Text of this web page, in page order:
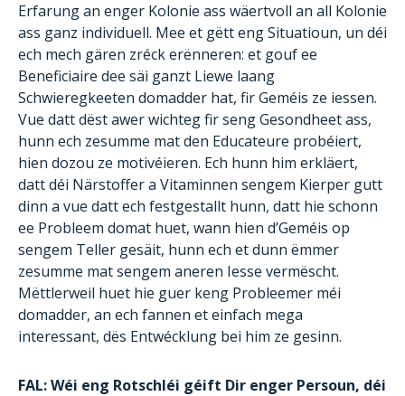
Erfarung an enger Kolonie ass wäertvoll an all Kolonie
ass ganz individuell. Mee et gëtt eng Situatioun, un déi
ech mech gären zréck erënneren: et gouf ee
Beneficiaire dee säi ganzt Liewe laang
Schwieregkeeten domadder hat, fir Geméis ze iessen.
Vue datt dëst awer wichteg fir seng Gesondheet ass,
hunn ech zesumme mat den Educateure probéiert,
hien dozou ze motivéieren. Ech hunn him erkläert,
datt déi Närstoffer a Vitaminnen sengem Kierper gutt
dinn a vue datt ech festgestallt hunn, datt hie schonn
ee Probleem domat huet, wann hien d’Geméis op
sengem Teller gesäit, hunn ech et dunn ëmmer
zesumme mat sengem aneren Iesse vermëscht.
Mëttlerweil huet hie guer keng Probleemer méi
domadder, an ech fannen et einfach mega
interessant, dës Entwécklung bei him ze gesinn.
FAL: Wéi eng Rotschléi géift Dir enger Persoun, déi